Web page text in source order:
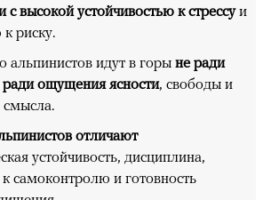
с высокой устойчивостью к стрессуи
риску.
альпинистов идут в горы не ради
ради ощущения ясности, свободы и
смысла.
отличают
устойчивость, дисциплина,
к самоконтролю и готовность